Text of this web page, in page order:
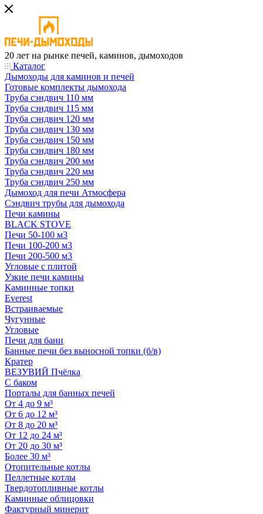
20 лет на рынке печей, каминов, дымоходов
Каталог
Дымоходы для каминов и печей
Готовые комплекты дымохода
Труба сэндвич 110 мм
Труба сэндвич 115 мм
Труба сэндвич 120 мм
Труба сэндвич 130 мм
Труба сэндвич 150 мм
Труба сэндвич 180 мм
Труба сэндвич 200 мм
Труба сэндвич 220 мм
Труба сэндвич 250 мм
Дымоход для печи Атмосфера
Сэндвич трубы для дымохода
Печи камины
BLACK STOVE
Печи 50-100 м3
Печи 100-200 м3
Печи 200-500 м3
Угловые с плитой
Узкие печи камины
Каминные топки
Everest
Встраиваемые
Чугунные
Угловые
Печи для бани
Банные печи без выносной топки (б/в)
Кратер
ВЕЗУВИЙ Пчёлка
С баком
Порталы для банных печей
От 4 до 9 м³
От 6 до 12 м³
От 8 до 20 м³
От 12 до 24 м³
От 20 до 30 м³
Более 30 м³
Отопительные котлы
Пеллетные котлы
Твердотопливные котлы
Каминные облицовки
Фактурный минерит